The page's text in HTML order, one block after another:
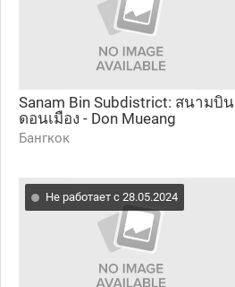
Sanam Bin Subdistrict: สนามบิน
ดอนเมือง - Don Mueang
International Airport
Бангкок
Не работает с 28.05.2024